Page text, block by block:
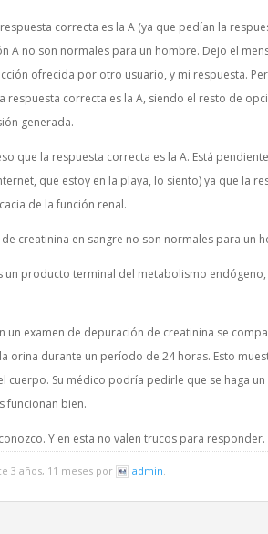
respuesta correcta es la A (ya que pedían la
A no son normales para un hombre. Dejo el
ofrecida por otro usuario, y mi respuesta.
respuesta correcta es la A, siendo el resto de
generada.
que la respuesta correcta es la A. Está
que estoy en la playa, lo siento) ya que la
de la función renal.
creatinina en sangre no son normales para un
un producto terminal del metabolismo
un examen de depuración de creatinina se
orina durante un período de 24 horas. Esto
cuerpo. Su médico podría pedirle que se haga
funcionan bien.
Y en esta no valen trucos para
3 años, 11 meses por admin